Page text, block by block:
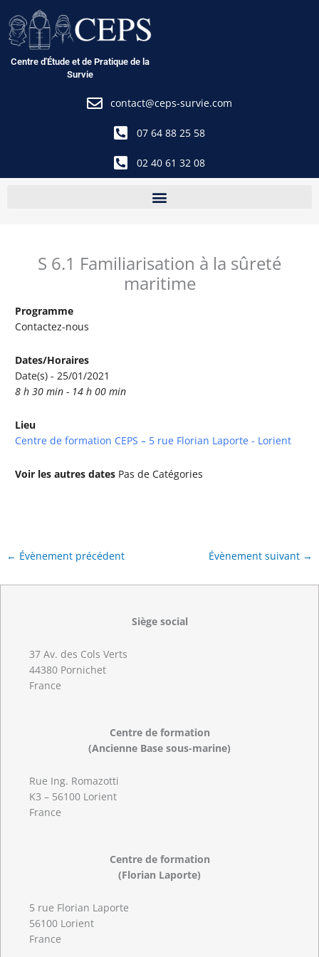
au
contenu
Centre d'Étude et de Pratique de la
Survie
contact@ceps-survie.com
07 64 88 25 58
02 40 61 32 08
S 6.1 Familiarisation à la sûreté
maritime
Programme
Contactez-nous
Dates/Horaires
Date(s) - 25/01/2021
8 h 30 min - 14 h 00 min
Lieu
Centre de formation CEPS – 5 rue Florian Laporte - Lorient
Voir les autres dates Pas de Catégories
← Évènement précédent Évènement suivant →
Siège social
37 Av. des Cols Verts
44380 Pornichet
France
Centre de formation
(Ancienne Base sous-marine)
Rue Ing. Romazotti
K3 – 56100 Lorient
France
Centre de formation
(Florian Laporte)
5 rue Florian Laporte
56100 Lorient
France